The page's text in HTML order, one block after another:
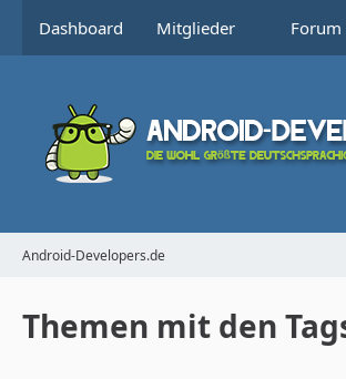
Dashboard Mitglieder Forum
Android-Developers.de
Themen mit den